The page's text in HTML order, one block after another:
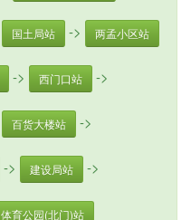
国土局站 -> 两孟小区站
-> 西门口站 ->
百货大楼站 ->
-> 建设局站 ->
体育公园(北门)站